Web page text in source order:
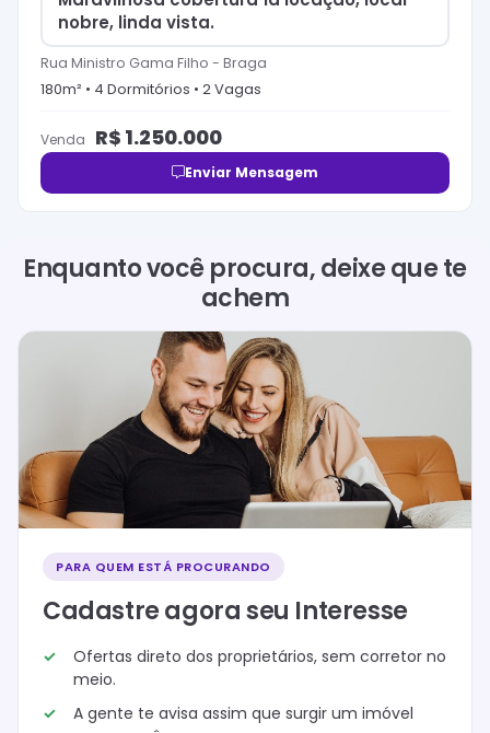
nobre, linda vista.
Rua Ministro Gama Filho - Braga
180m² • 4 Dormitórios • 2Vagas
Venda R$ 1.250.000
Enviar Mensagem
Enquanto você procura, deixe que te
achem
PARA QUEM ESTÁ PROCURANDO
Cadastre agora seu Interesse
Ofertas direto dos proprietários, sem corretor no
meio.
A gente te avisa assim que surgir um imóvel